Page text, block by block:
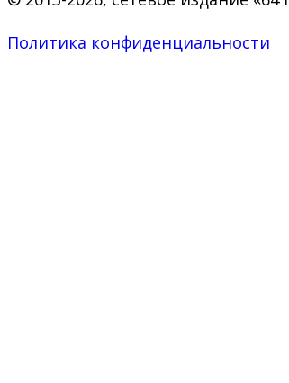
Политика конфиденциальности